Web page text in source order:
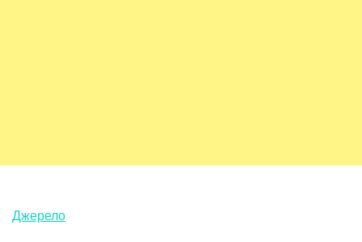
Джерело